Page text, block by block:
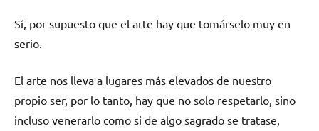
Sí, por supuesto que el arte hay que tomárselo muy en
serio.
El arte nos lleva a lugares más elevados de nuestro
propio ser, por lo tanto, hay que no solo respetarlo, sino
incluso venerarlo como si de algo sagrado se tratase,